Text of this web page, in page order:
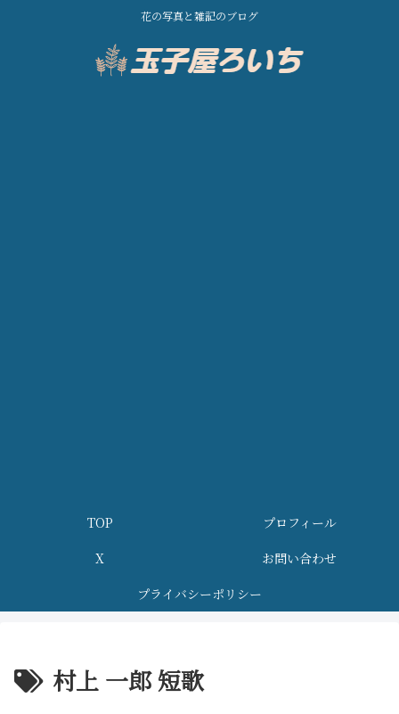
花の写真と雑記のブログ
TOP
プロフィール
X
お問い合わせ
プライバシーポリシー
村上 一郎 短歌